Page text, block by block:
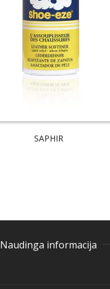
SAPHIR
Naudinga informacija